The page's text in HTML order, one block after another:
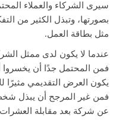
سيرى الشركاء والعملاء
بصورتها، وتبذل الكثير من
مثل بطاقة العمل.
عندما لا يكون لدى ممثل
فمن المحتمل جدًا أن يخسروا
يكون العرض التقديمي
فمن غير المرجح أن يبذل
عن شركة بعد مقابلة